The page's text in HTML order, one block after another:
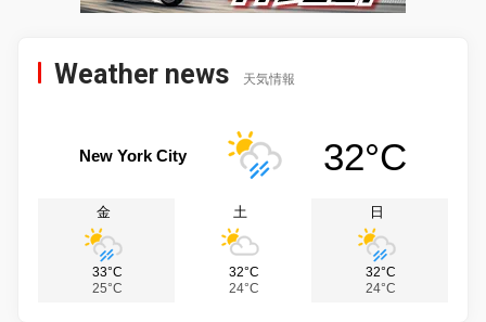
Weather news 天気情報
New York City 32°C
金
33°C
25°C
土
32°C
24°C
日
32°C
24°C